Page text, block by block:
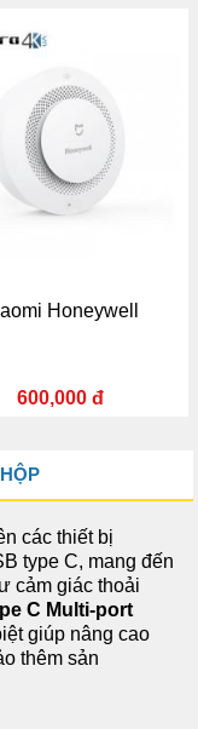
soundbar
các thiết bị
type C, mang đến
cảm giác thoải
C Multi-port
giúp nâng cao
thêm sản